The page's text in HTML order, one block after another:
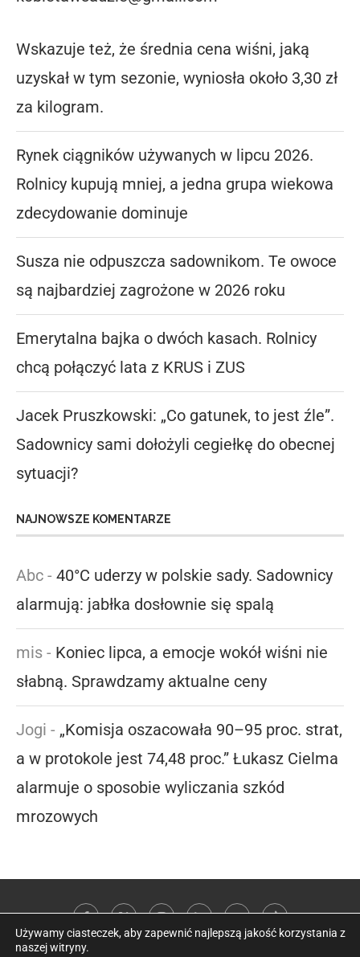
Wskazuje też, że średnia cena wiśni, jaką
uzyskał w tym sezonie, wyniosła około 3,30 zł
za kilogram.
Rynek ciągników używanych w lipcu 2026.
Rolnicy kupują mniej, a jedna grupa wiekowa
zdecydowanie dominuje
Susza nie odpuszcza sadownikom. Te owoce
są najbardziej zagrożone w 2026 roku
Emerytalna bajka o dwóch kasach. Rolnicy
chcą połączyć lata z KRUS i ZUS
Jacek Pruszkowski: „Co gatunek, to jest źle”.
Sadownicy sami dołożyli cegiełkę do obecnej
sytuacji?
NAJNOWSZE KOMENTARZE
Abc - 40°C uderzy w polskie sady. Sadownicy
alarmują: jabłka dosłownie się spalą
mis - Koniec lipca, a emocje wokół wiśni nie
słabną. Sprawdzamy aktualne ceny
Jogi - „Komisja oszacowała 90–95 proc. strat,
a w protokole jest 74,48 proc.” Łukasz Cielma
alarmuje o sposobie wyliczania szkód
mrozowych
Używamy ciasteczek, aby zapewnić najlepszą jakość korzystania z
naszej witryny.